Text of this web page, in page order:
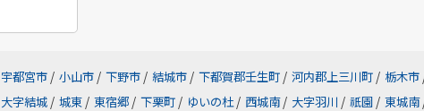
宇都宮市 / 小山市 / 下野市 / 結城市 / 下都賀郡壬生町 / 河内郡上三川町 / 栃木市
大字結城 / 城東 / 東宿郷 / 下栗町 / ゆいの杜 / 西城南 / 大字羽川 / 祇園 / 東城南